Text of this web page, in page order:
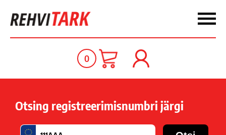
0
Otsing registreerimisnumbri järgi